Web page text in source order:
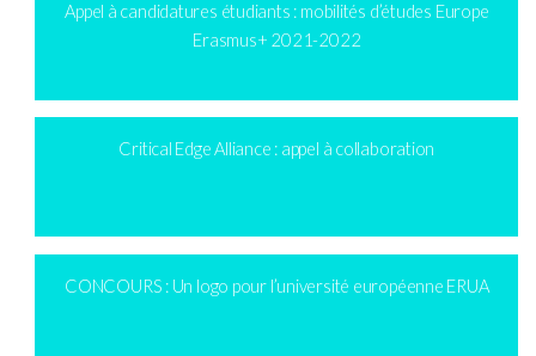
Appel à candidatures étudiants : mobilités d’études Europe
Erasmus+ 2021-2022
Critical Edge Alliance : appel à collaboration
CONCOURS : Un logo pour l’université européenne ERUA